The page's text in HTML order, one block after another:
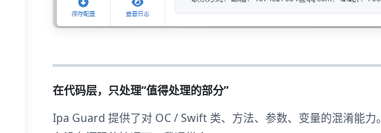
在代码层，只处理“值得处理的部分”
Ipa Guard 提供了对 OC / Swift 类、方法、参数、变量的混淆能力。